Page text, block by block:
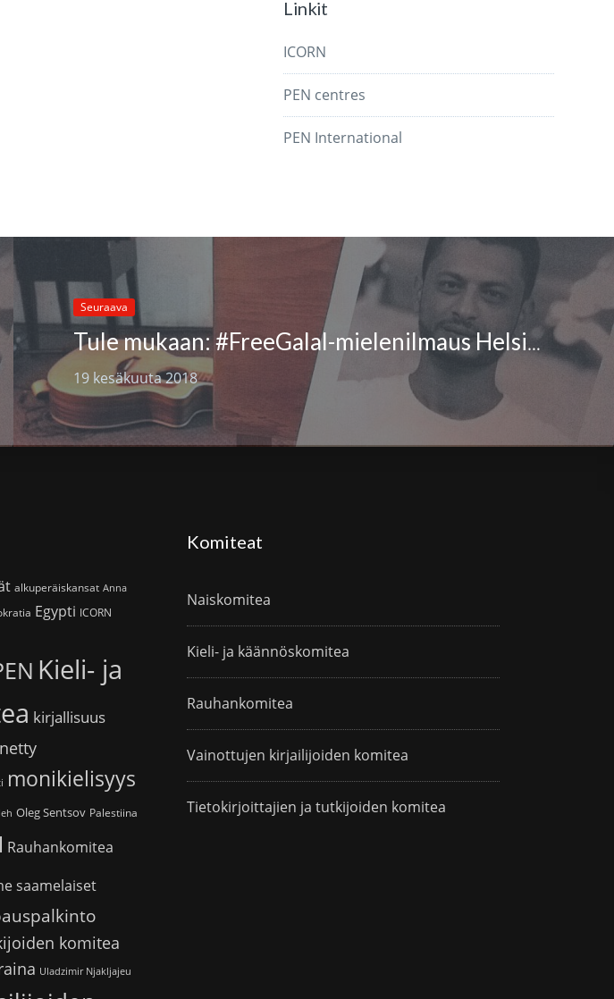
Linkit
ICORN
PEN centres
PEN International
Seuraava
Tule mukaan: #FreeGalal-mielenilmaus Helsingissä Maailman pakolaispäivänä 20.6.2018
19 kesäkuuta 2018
alkuperäiskansat Anna
Egypti ICORN
Kieli- ja
kirjallisuus
monikielisyys
Oleg Sentsov Palestiina
Rauhankomitea
saamelaiset
komitea
Uladzimir Njakljajeu
Komiteat
Naiskomitea
Kieli- ja käännöskomitea
Rauhankomitea
Vainottujen kirjailijoiden komitea
Tietokirjoittajien ja tutkijoiden komitea